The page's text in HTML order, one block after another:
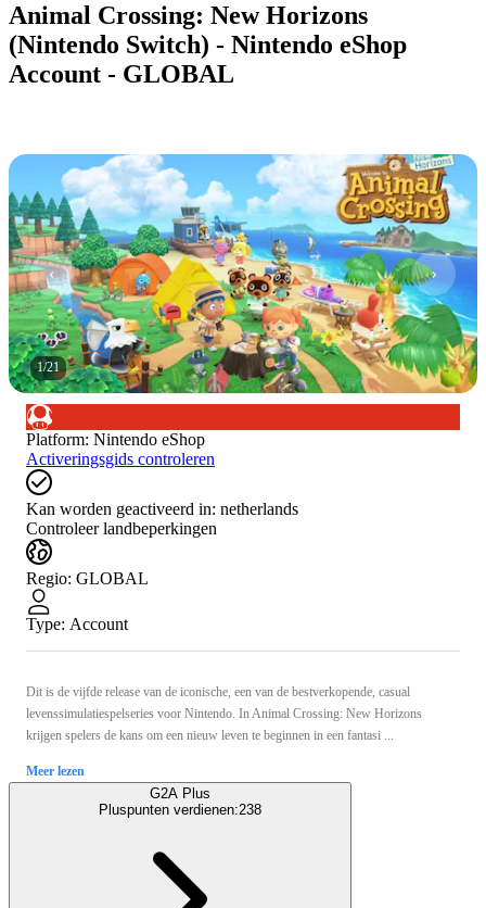
Animal Crossing: New Horizons
(Nintendo Switch) - Nintendo eShop
Account - GLOBAL
1/21
Platform: Nintendo eShop
Activeringsgids controleren
Kan worden geactiveerd in: netherlands
Controleer landbeperkingen
Regio: GLOBAL
Type: Account
Dit is de vijfde release van de iconische, een van de bestverkopende, casual
levenssimulatiespelseries voor Nintendo. In Animal Crossing: New Horizons
krijgen spelers de kans om een nieuw leven te beginnen in een fantasi ...
Meer lezen
G2A Plus
Pluspunten verdienen:238